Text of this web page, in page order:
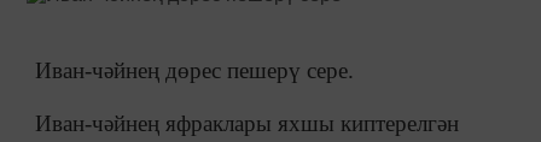
Иван-чәйнең дөрес пешерү сере.
Иван-чәйнең яфраклары яхшы киптерелгән